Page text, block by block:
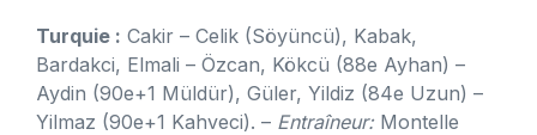
Turquie : Cakir – Celik (Söyüncü), Kabak,
Bardakci, Elmali – Özcan, Kökcü (88e Ayhan) –
Aydin (90e+1 Müldür), Güler, Yildiz (84e Uzun) –
Yilmaz (90e+1 Kahveci). – Entraîneur: Montelle